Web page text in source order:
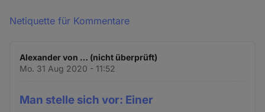
Netiquette für Kommentare
Alexander von … (nicht überprüft)
Mo. 31 Aug 2020 - 11:52
Man stelle sich vor: Einer